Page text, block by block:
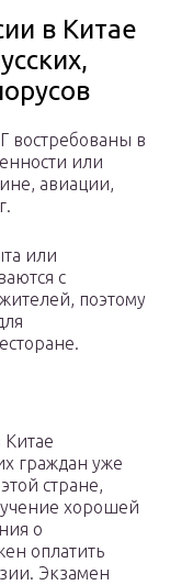
в Китае
востребованы в
или
авиации,
или
с
поэтому
граждан уже
стране,
хорошей
о
оплатить
Экзамен